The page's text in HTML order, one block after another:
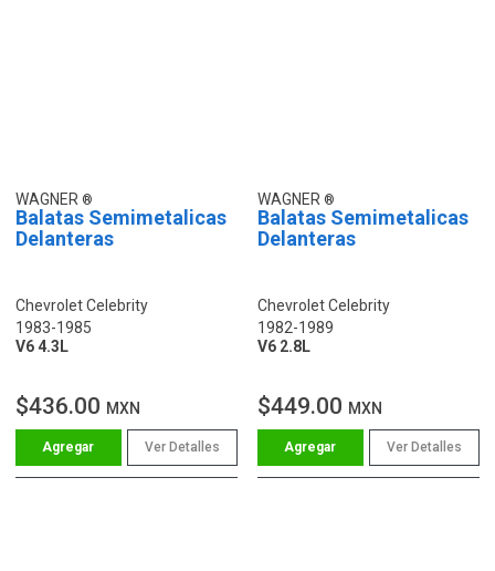
WAGNER
Balatas Semimetalicas
Delanteras
Chevrolet Celebrity
1983-1985
V6 4.3L
$436.00 MXN
Ver Detalles
WAGNER
Balatas Semimetalicas
Delanteras
Chevrolet Celebrity
1982-1989
V6 2.8L
$449.00 MXN
Ver Detalles